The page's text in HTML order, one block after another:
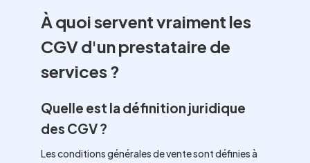
À quoi servent vraiment les
CGV d'un prestataire de
services ?
Quelle est la définition juridique
des CGV ?
Les conditions générales de vente sont définies à